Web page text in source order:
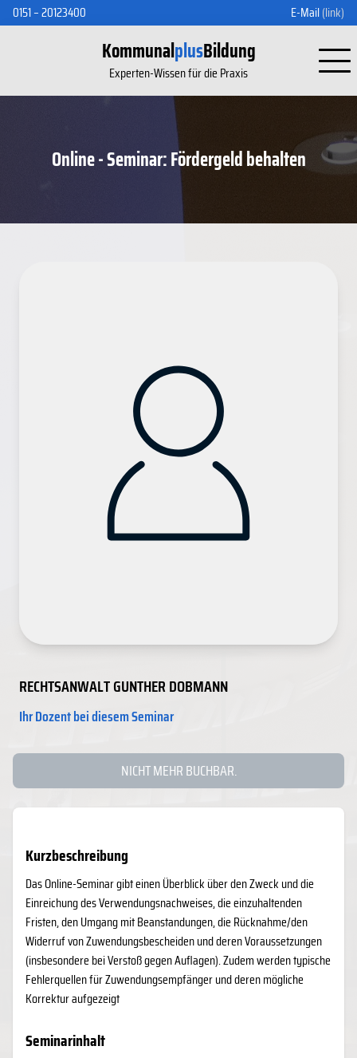
0151 – 20123400 E-Mail(link)
KommunalplusBildung
Experten-Wissen für die Praxis
Online - Seminar: Fördergeld behalten
RECHTSANWALT GUNTHER DOBMANN
Ihr Dozent bei diesem Seminar
NICHT MEHR BUCHBAR.
Kurzbeschreibung
Das Online-Seminar gibt einen Überblick über den Zweck und die
Einreichung des Verwendungsnachweises, die einzuhaltenden
Fristen, den Umgang mit Beanstandungen, die Rücknahme/den
Widerruf von Zuwendungsbescheiden und deren Voraussetzungen
(insbesondere bei Verstoß gegen Auflagen). Zudem werden typische
Fehlerquellen für Zuwendungsempfänger und deren mögliche
Korrektur aufgezeigt
Seminarinhalt